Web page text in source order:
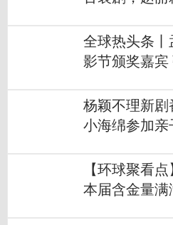
全球热头条
影节颁奖嘉宾
杨颖不理新
小海绵参加亲
【环球聚看
本届含金量满